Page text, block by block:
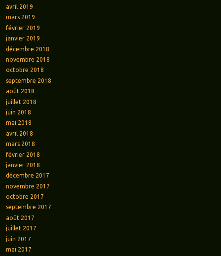
avril 2019
mars 2019
février 2019
janvier 2019
décembre 2018
novembre 2018
octobre 2018
septembre 2018
août 2018
juillet 2018
juin 2018
mai 2018
avril 2018
mars 2018
février 2018
janvier 2018
décembre 2017
novembre 2017
octobre 2017
septembre 2017
août 2017
juillet 2017
juin 2017
mai 2017